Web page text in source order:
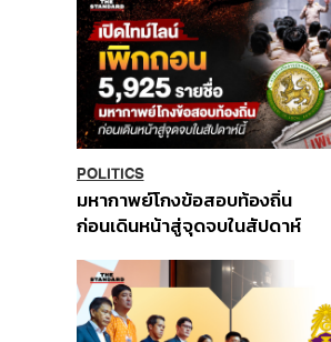
POLITICS
มหากาพย์โกงข้อสอบท้องถิ่น
ก่อนเดินหน้าสู่จุดจบในสัปดาห์